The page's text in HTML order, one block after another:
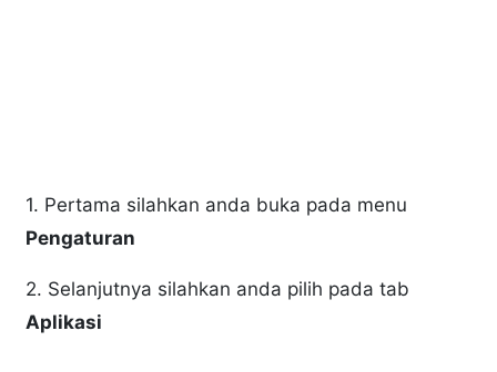
1. Pertama silahkan anda buka pada menu
Pengaturan
2. Selanjutnya silahkan anda pilih pada tab
Aplikasi